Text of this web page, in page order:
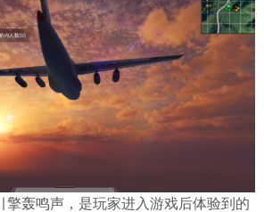
擎轰鸣声，是玩家进入游戏后体验到的